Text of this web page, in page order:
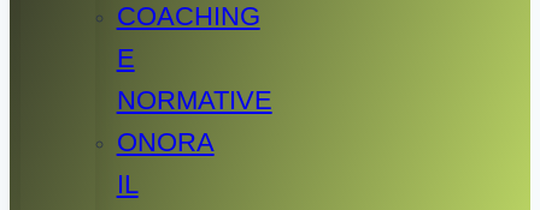
COACHING
E
NORMATIVE
ONORA
IL